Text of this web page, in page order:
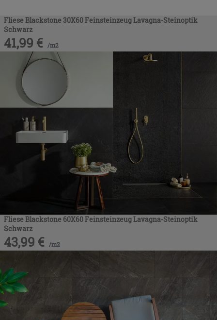
Fliese Blackstone 30X60 Feinsteinzeug Lavagna-Steinoptik
Schwarz
41,99 € /m2
Fliese Blackstone 60X60 Feinsteinzeug Lavagna-Steinoptik
Schwarz
43,99 € /m2